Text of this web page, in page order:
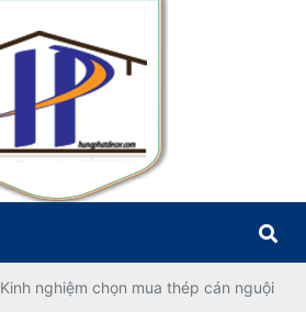
Kinh nghiệm chọn mua thép cán nguội